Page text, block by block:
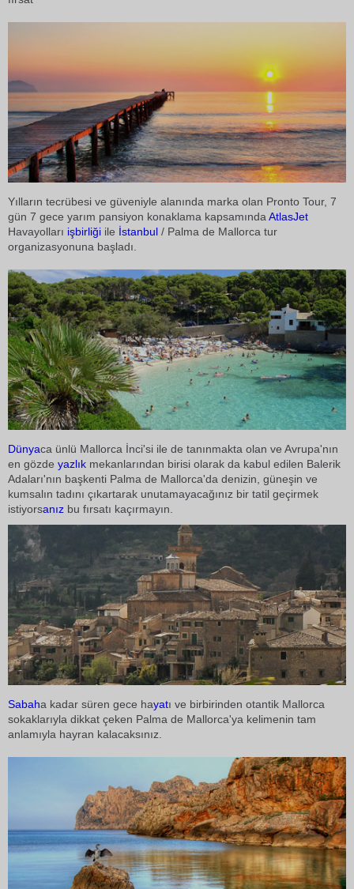
Yılların tecrübesi ve güveniyle alanında marka olan Pronto Tour, 7
gün 7 gece yarım pansiyon konaklama kapsamında AtlasJet
Havayolları işbirliği ile İstanbul / Palma de Mallorca tur
organizasyonuna başladı.
Dünyaca ünlü Mallorca İnci'si ile de tanınmakta olan ve Avrupa'nın
en gözde yazlık mekanlarından birisi olarak da kabul edilen Balerik
Adaları'nın başkenti Palma de Mallorca'da denizin, güneşin ve
kumsalın tadını çıkartarak unutamayacağınız bir tatil geçirmek
istiyorsanız bu fırsatı kaçırmayın.
Sabaha kadar süren gece hayatı ve birbirinden otantik Mallorca
sokaklarıyla dikkat çeken Palma de Mallorca'ya kelimenin tam
anlamıyla hayran kalacaksınız.